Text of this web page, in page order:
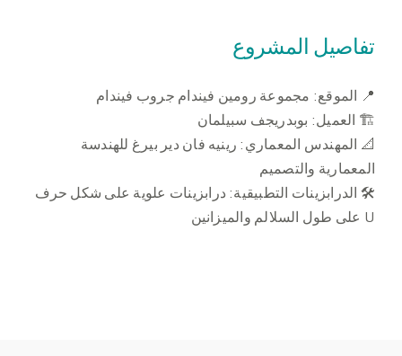
تفاصيل المشروع
📍 الموقع: مجموعة رومين فيندام جروب فيندام
🏗 العميل: بوبدريجف سبيلمان
📐 المهندس المعماري: رينيه فان دير بيرغ للهندسة
المعمارية والتصميم
🛠 الدرابزينات التطبيقية: درابزينات علوية على شكل حرف
U على طول السلالم والميزانين